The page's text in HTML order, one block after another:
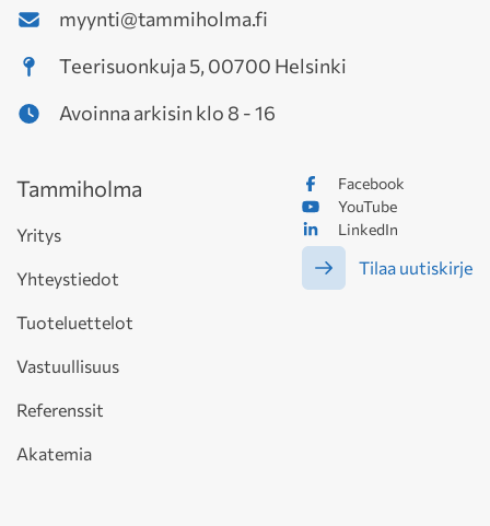
myynti@tammiholma.fi
Teerisuonkuja 5, 00700 Helsinki
Avoinna arkisin klo 8 - 16
Facebook
YouTube
LinkedIn
Tilaa uutiskirje
Tammiholma
Yritys
Yhteystiedot
Tuoteluettelot
Vastuullisuus
Referenssit
Akatemia